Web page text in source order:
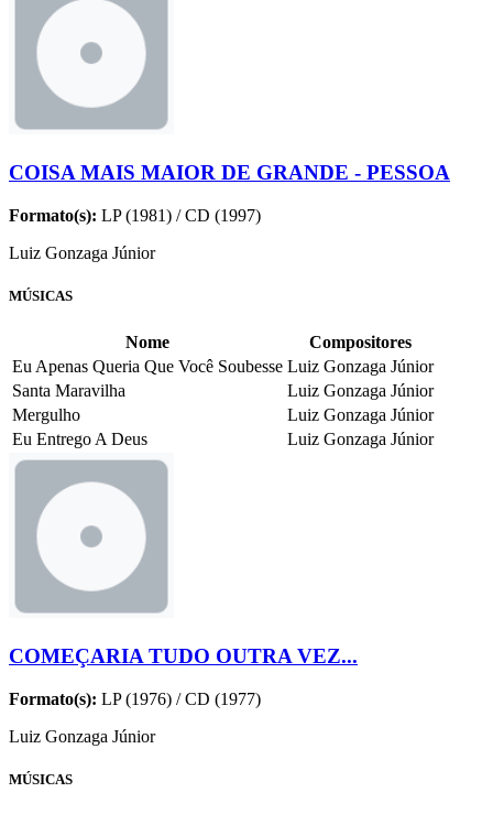
COISA MAIS MAIOR DE GRANDE - PESSOA
Formato(s): LP (1981) / CD (1997)
Luiz Gonzaga Júnior
MÚSICAS
Nome
Compositores
Eu Apenas Queria Que Você Soubesse Luiz Gonzaga Júnior
Santa Maravilha
Luiz Gonzaga Júnior
Mergulho
Luiz Gonzaga Júnior
Eu Entrego A Deus
Luiz Gonzaga Júnior
COMEÇARIA TUDO OUTRA VEZ...
Formato(s): LP (1976) / CD (1977)
Luiz Gonzaga Júnior
MÚSICAS